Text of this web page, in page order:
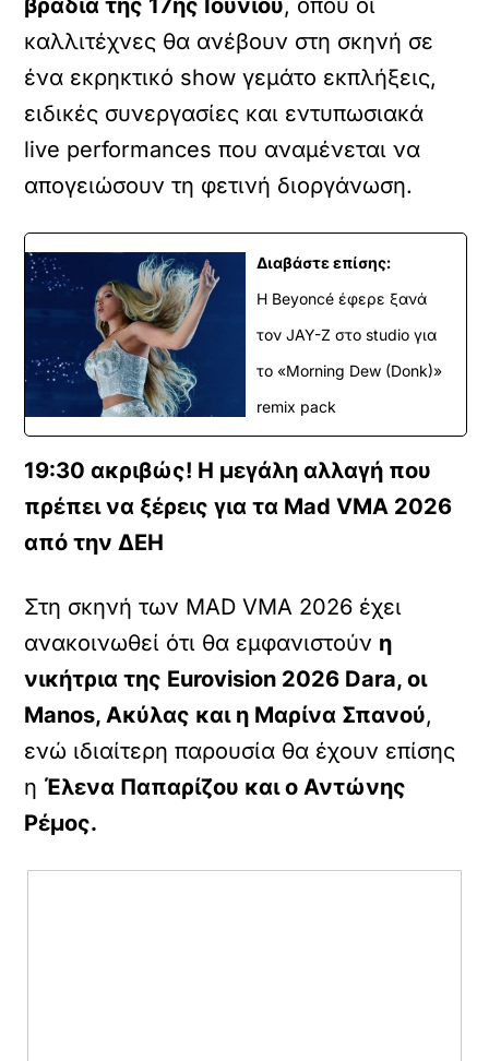
βραδιά της 17ης Ιουνίου, όπου οι
καλλιτέχνες θα ανέβουν στη σκηνή σε
ένα εκρηκτικό show γεμάτο εκπλήξεις,
ειδικές συνεργασίες και εντυπωσιακά
live performances που αναμένεται να
απογειώσουν τη φετινή διοργάνωση.
Διαβάστε επίσης:
Η Beyoncé έφερε ξανά
τον JAY-Z στο studio για
το «Morning Dew (Donk)»
remix pack
19:30 ακριβώς! Η μεγάλη αλλαγή που
πρέπει να ξέρεις για τα Mad VMA 2026
από την ΔΕΗ
Στη σκηνή των MAD VMA 2026 έχει
ανακοινωθεί ότι θα εμφανιστούν η
νικήτρια της Eurovision 2026 Dara, οι
Manos, Ακύλας και η Μαρίνα Σπανού,
ενώ ιδιαίτερη παρουσία θα έχουν επίσης
η Έλενα Παπαρίζου και ο Αντώνης
Ρέμος.